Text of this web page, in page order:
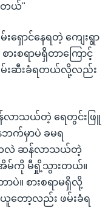
တယ်"
ရှောင်နေရတဲ့ ကျေးရွာ
းစရာမရှိတာကြောင့်
မ်းဆီးခံရတယ်လို့လည်း
လာသယ်တဲ့ ရေတွင်းဖြူ
က်မှာပဲ ခမရ
ကလဲ ဆန်လာသယ်တဲ့
အိမ်ကို မီရှို့သွားတယ်။
ပဲ။ စားစရာမရှိလို့
ယူတော့လည်း ဖမ်းခံရ